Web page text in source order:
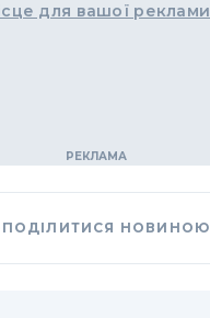
для вашої реклами
ПОДІЛИТИСЯ НОВИНОЮ